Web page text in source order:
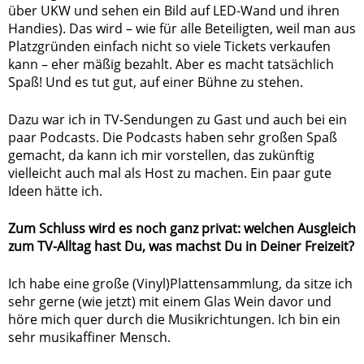
über UKW und sehen ein Bild auf LED-Wand und ihren
Handies). Das wird – wie für alle Beteiligten, weil man aus
Platzgründen einfach nicht so viele Tickets verkaufen
kann – eher mäßig bezahlt. Aber es macht tatsächlich
Spaß! Und es tut gut, auf einer Bühne zu stehen.
Dazu war ich in TV-Sendungen zu Gast und auch bei ein
paar Podcasts. Die Podcasts haben sehr großen Spaß
gemacht, da kann ich mir vorstellen, das zukünftig
vielleicht auch mal als Host zu machen. Ein paar gute
Ideen hätte ich.
Zum Schluss wird es noch ganz privat: welchen Ausgleich
zum TV-Alltag hast Du, was machst Du in Deiner Freizeit?
Ich habe eine große (Vinyl)Plattensammlung, da sitze ich
sehr gerne (wie jetzt) mit einem Glas Wein davor und
höre mich quer durch die Musikrichtungen. Ich bin ein
sehr musikaffiner Mensch.